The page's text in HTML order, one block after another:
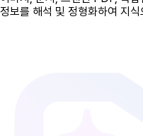
정보를 해석 및 정형화하여 지